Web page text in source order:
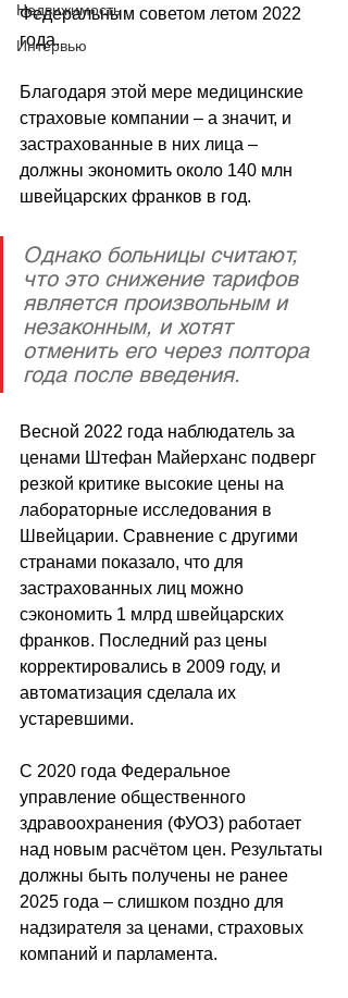
Недвижимость
Интервью
Федеральным советом летом 2022
года.
Благодаря этой мере медицинские
страховые компании – а значит, и
застрахованные в них лица –
должны экономить около 140 млн
швейцарских франков в год.
Однако больницы считают,
что это снижение тарифов
является произвольным и
незаконным, и хотят
отменить его через полтора
года после введения.
Весной 2022 года наблюдатель за
ценами Штефан Майерханс подверг
резкой критике высокие цены на
лабораторные исследования в
Швейцарии. Сравнение с другими
странами показало, что для
застрахованных лиц можно
сэкономить 1 млрд швейцарских
франков. Последний раз цены
корректировались в 2009 году, и
автоматизация сделала их
устаревшими.
С 2020 года Федеральное
управление общественного
здравоохранения (ФУОЗ) работает
над новым расчётом цен. Результаты
должны быть получены не ранее
2025 года – слишком поздно для
надзирателя за ценами, страховых
компаний и парламента.